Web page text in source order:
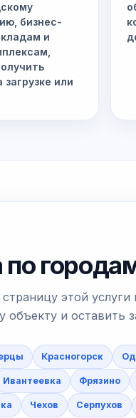
бизнес-
и
загрузке или
по
этой
и оставить
Красногорск
Ивантеевка Фрязино
Чехов Серпухов